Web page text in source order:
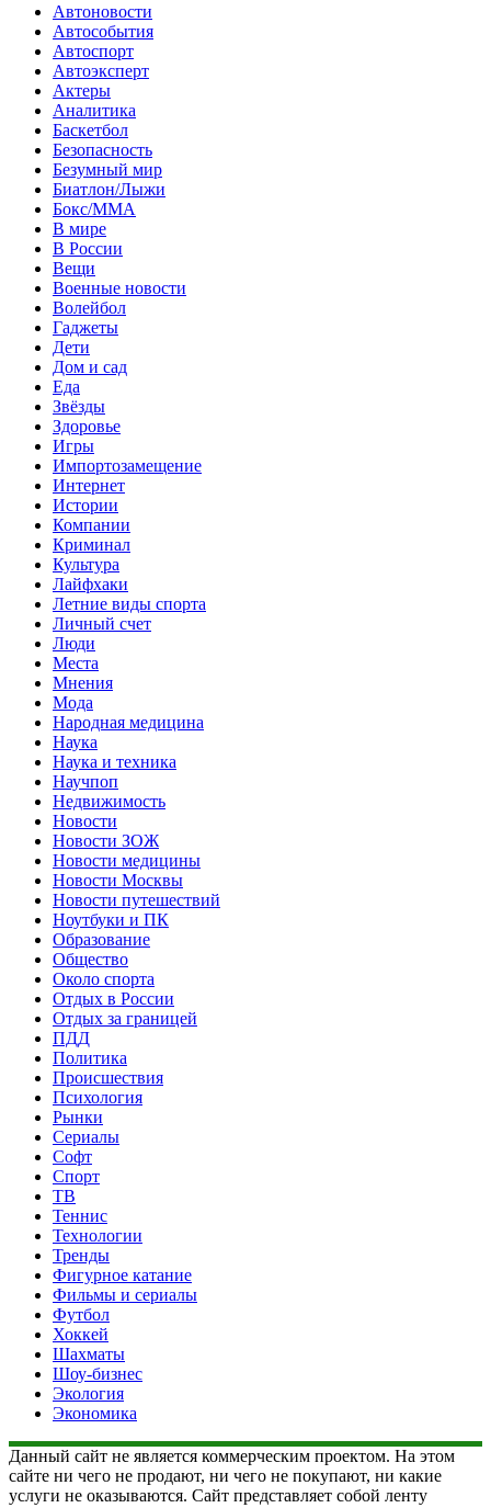
Автоновости
Автособытия
Автоспорт
Автоэксперт
Актеры
Аналитика
Баскетбол
Безопасность
Безумный мир
Биатлон/Лыжи
Бокс/MMA
В мире
В России
Вещи
Военные новости
Волейбол
Гаджеты
Дети
Дом и сад
Еда
Звёзды
Здоровье
Игры
Импортозамещение
Интернет
Истории
Компании
Криминал
Культура
Лайфхаки
Летние виды спорта
Личный счет
Люди
Места
Мнения
Мода
Народная медицина
Наука
Наука и техника
Научпоп
Недвижимость
Новости
Новости ЗОЖ
Новости медицины
Новости Москвы
Новости путешествий
Ноутбуки и ПК
Образование
Общество
Около спорта
Отдых в России
Отдых за границей
ПДД
Политика
Происшествия
Психология
Рынки
Сериалы
Софт
Спорт
ТВ
Теннис
Технологии
Тренды
Фигурное катание
Фильмы и сериалы
Футбол
Хоккей
Шахматы
Шоу-бизнес
Экология
Экономика
Данный сайт не является коммерческим проектом. На этом
сайте ни чего не продают, ни чего не покупают, ни какие
услуги не оказываются. Сайт представляет собой ленту